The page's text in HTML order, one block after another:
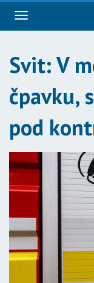
Navigácia
Svit: V
čpavku,
pod